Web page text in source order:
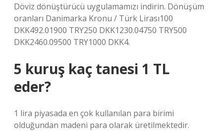
Döviz dönüştürücü uygulamamızı indirin. Dönüşüm
oranları Danimarka Kronu / Türk Lirası100
DKK492.01900 TRY250 DKK1230.04750 TRY500
DKK2460.09500 TRY1000 DKK4.
5 kuruş kaç tanesi 1 TL
eder?
1 lira piyasada en çok kullanılan para birimi
olduğundan madeni para olarak üretilmektedir.